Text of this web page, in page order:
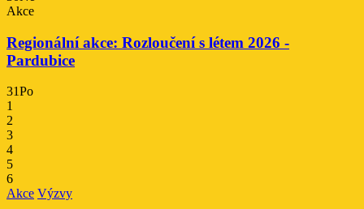
Akce
Regionální akce: Rozloučení s létem 2026 -
Pardubice
31Po
1
2
3
4
5
6
Akce Výzvy